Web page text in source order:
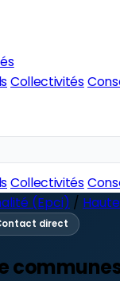
Collectivités
Collectivités
(Epci) /
direct